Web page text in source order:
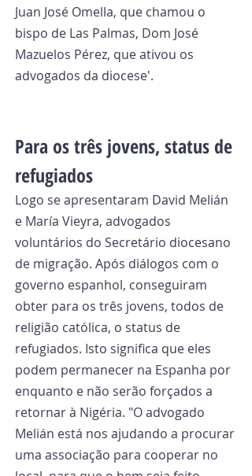
Juan José Omella, que chamou o
bispo de Las Palmas, Dom José
Mazuelos Pérez, que ativou os
advogados da diocese'.
Para os três jovens, status de
refugiados
Logo se apresentaram David Melián
e María Vieyra, advogados
voluntários do Secretário diocesano
de migração. Após diálogos com o
governo espanhol, conseguiram
obter para os três jovens, todos de
religião católica, o status de
refugiados. Isto significa que eles
podem permanecer na Espanha por
enquanto e não serão forçados a
retornar à Nigéria. "O advogado
Melián está nos ajudando a procurar
uma associação para cooperar no